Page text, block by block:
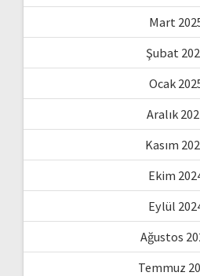
Mart
Şubat
Ocak
Aralık
Kasım
Ekim
Eylül
Ağustos
Temmuz